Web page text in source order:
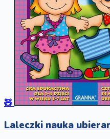
🧸
Laleczki nauka